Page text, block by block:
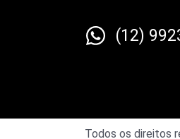
(12)
Todos os direitos